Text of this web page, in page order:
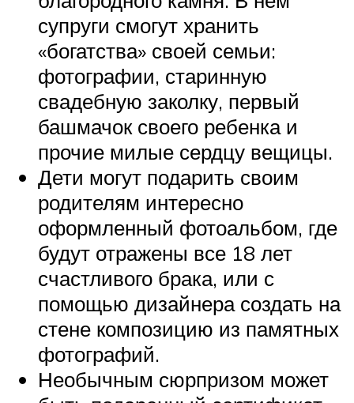
супруги смогут хранить
«богатства» своей семьи:
фотографии, старинную
свадебную заколку, первый
башмачок своего ребенка и
прочие милые сердцу вещицы.
Дети могут подарить своим
родителям интересно
оформленный фотоальбом, где
будут отражены все 18 лет
счастливого брака, или с
помощью дизайнера создать на
стене композицию из памятных
фотографий.
Необычным сюрпризом может